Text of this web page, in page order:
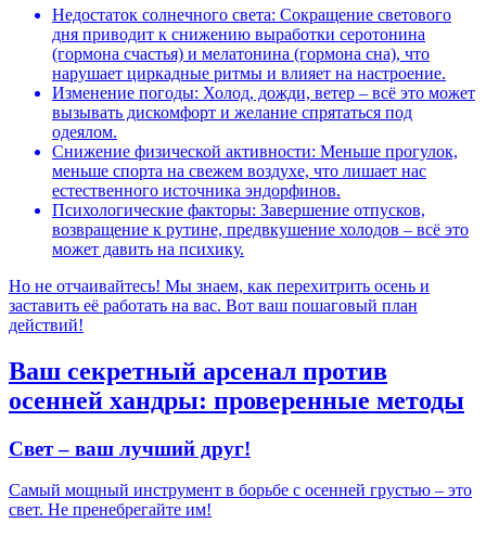
Недостаток солнечного света: Сокращение светового
дня приводит к снижению выработки серотонина
(гормона счастья) и мелатонина (гормона сна), что
нарушает циркадные ритмы и влияет на настроение.
Изменение погоды: Холод, дожди, ветер – всё это может
вызывать дискомфорт и желание спрятаться под
одеялом.
Снижение физической активности: Меньше прогулок,
меньше спорта на свежем воздухе, что лишает нас
естественного источника эндорфинов.
Психологические факторы: Завершение отпусков,
возвращение к рутине, предвкушение холодов – всё это
может давить на психику.
Но не отчаивайтесь! Мы знаем, как перехитрить осень и
заставить её работать на вас. Вот ваш пошаговый план
действий!
Ваш секретный арсенал против
осенней хандры: проверенные методы
Свет – ваш лучший друг!
Самый мощный инструмент в борьбе с осенней грустью – это
свет. Не пренебрегайте им!